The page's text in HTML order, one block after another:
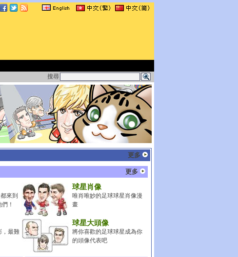
搜尋
更多
更多
來到
！
球星肖像
唯肖唯妙的足球球星肖像漫
畫
，最難
球星大頭像
將你喜歡的足球球星成為你
的頭像代表吧